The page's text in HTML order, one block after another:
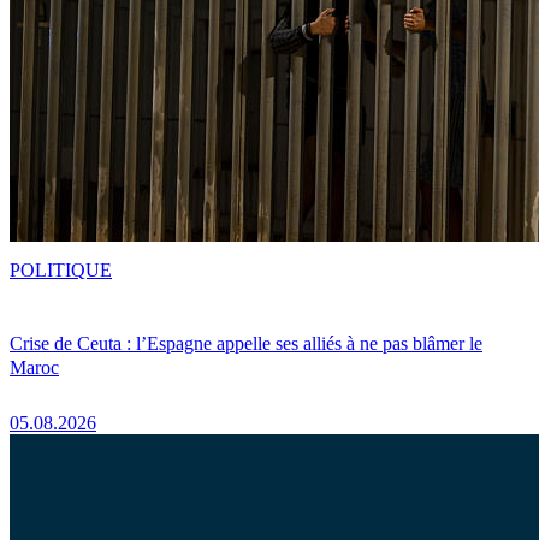
Crise de Ceuta : l’Espagne appelle ses alliés à ne pas blâmer le
Maroc
05.08.2026
POLITIQUE